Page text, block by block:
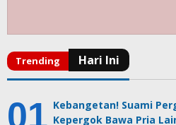
Kebangetan! Suami
Kepergok Bawa Pria